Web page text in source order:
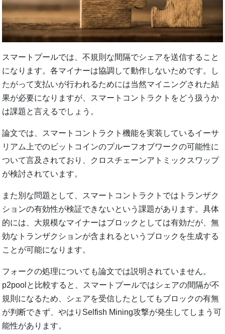
スマートプールでは、不規則な間隔でシェアを送信すること
になります。各マイナーは協調して動作しないためです。し
たがって支払いが行われるためには当然マイニングされた結
果が必要になりますが、スマートコントラクトをどう扱うか
は課題と言えるでしょう。
論文では、スマートコントラクト機能を実装しているイーサ
リアム上でのビットコインのプルーフオブワークの可能性に
ついて言及されており、クロスチェーンアトミックスワップ
が検討されています。
また別な問題として、スマートコントラクトではトランザク
ションの有効性が検証できないという課題があります。具体
的には、大規模なマイナーはブロックとしては有効だが、無
効なトランザクションが含まれるというブロックを生成する
ことが可能になります。
フォークの処理についても論文では説明されていません。
p2poolと比較すると、スマートプールではシェアの間隔が不
規則になるため、シェアを受信したとしてもブロックの有無
が判断できず、やはりSelfish Mining攻撃が発生してしまう可
能性があります。